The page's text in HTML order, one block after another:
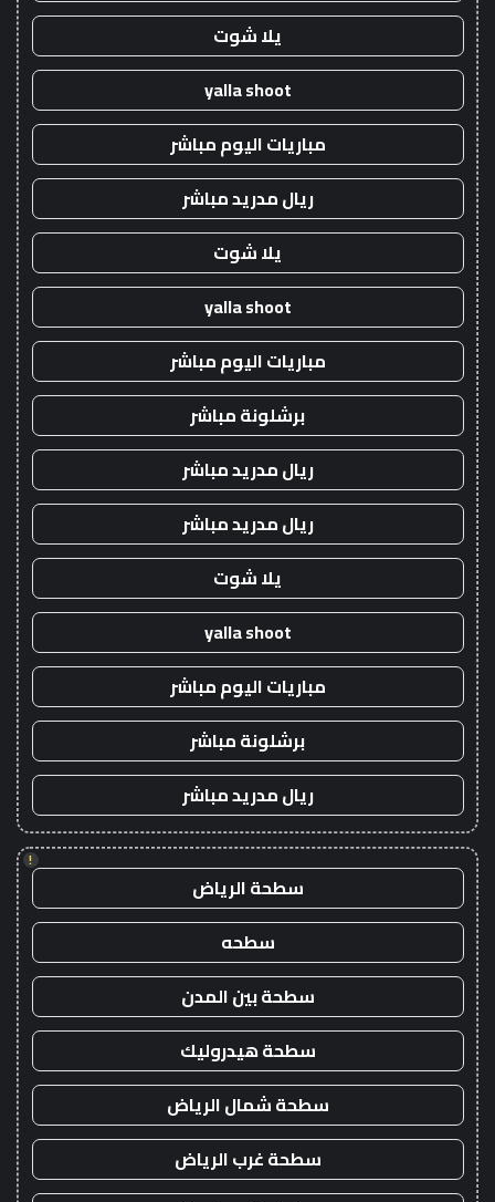
يلا شوت
yalla shoot
مباريات اليوم مباشر
ريال مدريد مباشر
يلا شوت
yalla shoot
مباريات اليوم مباشر
برشلونة مباشر
ريال مدريد مباشر
ريال مدريد مباشر
يلا شوت
yalla shoot
مباريات اليوم مباشر
برشلونة مباشر
ريال مدريد مباشر
!
سطحة الرياض
سطحه
سطحة بين المدن
سطحة هيدروليك
سطحة شمال الرياض
سطحة غرب الرياض